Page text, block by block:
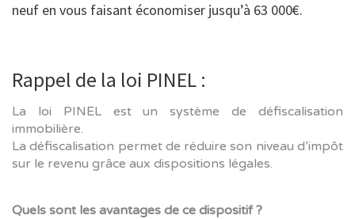
neuf en vous faisant économiser jusqu’à 63 000€.
Rappel de la loi PINEL :
La loi PINEL est un système de défiscalisation
immobilière.
La défiscalisation permet de réduire son niveau d’impôt
sur le revenu grâce aux dispositions légales.
Quels sont les avantages de ce dispositif ?